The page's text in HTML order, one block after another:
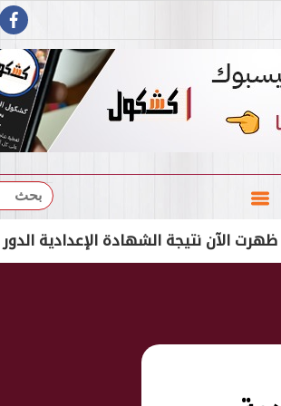
بحث
الشهادة الإعدادية الدور الثاني 2026 برقم الجلوس